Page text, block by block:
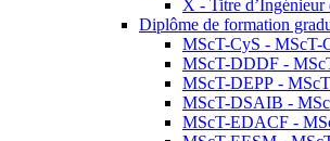
X - Titre
Diplôme de formation
MScT-CyS - MScT-
MScT-DDDF -
MScT-DEPP -
MScT-DSAIB -
MScT-EDACF -